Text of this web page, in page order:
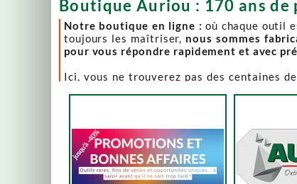
Boutique Auriou : 170 ans de
Notre boutique en ligne :où chaque outil
toujours les maîtriser, nous sommes
pour vous répondre rapidement et avec
Ici, vous ne trouverez pas des centaines
accéder via les menus ou les boutons ci-
Un produit en rupture de stock ? Nous
en savoir plus.